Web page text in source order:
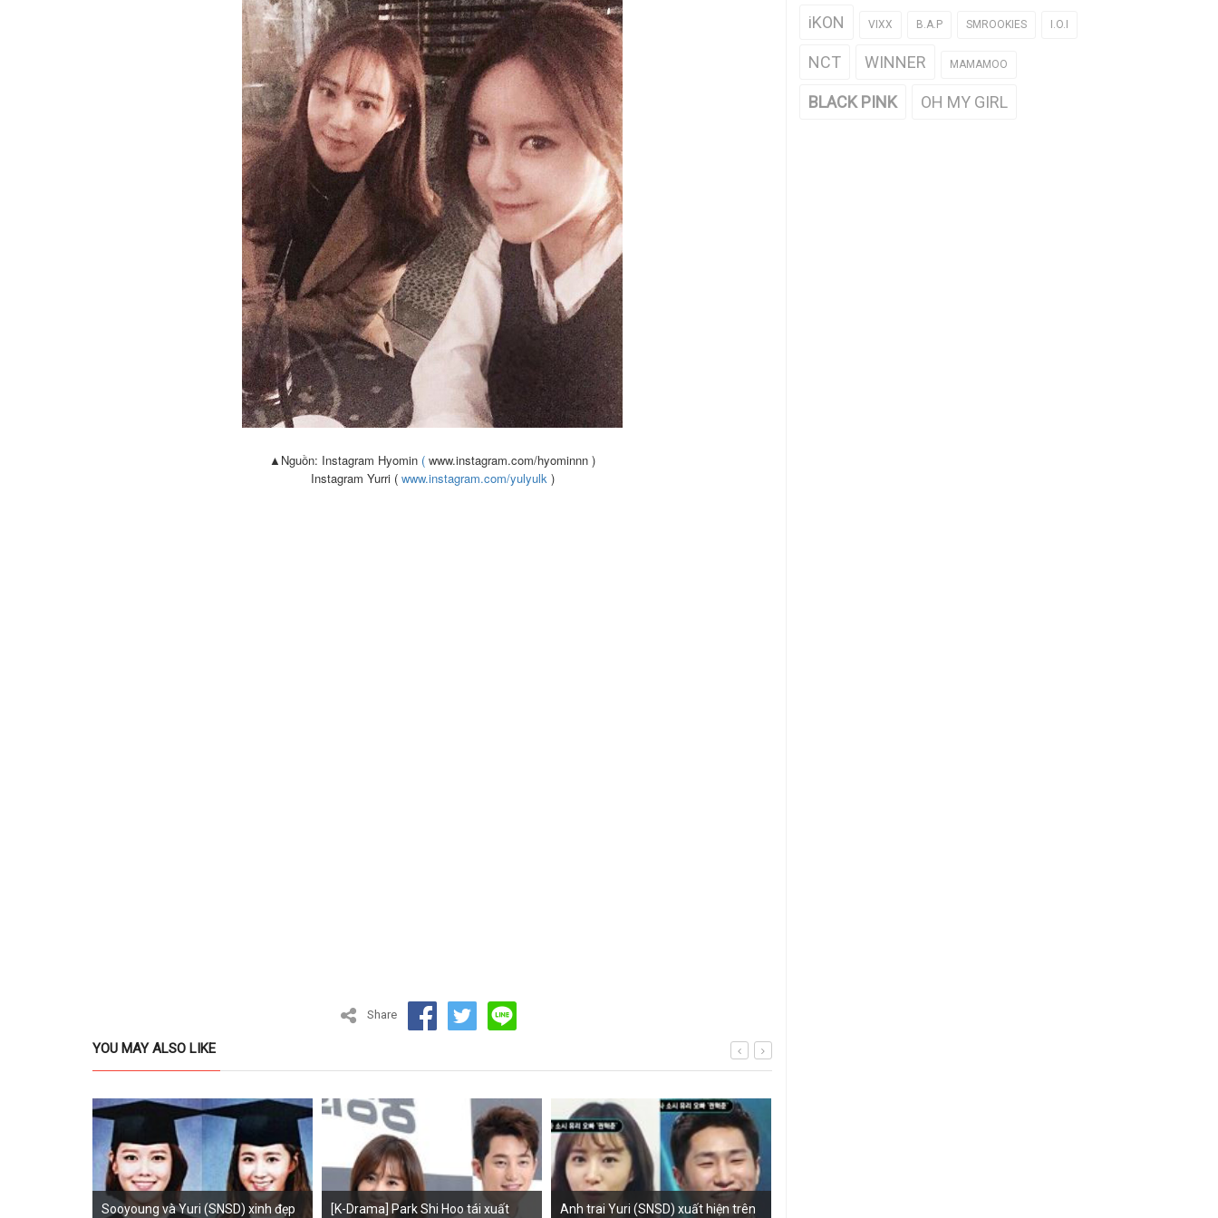
▲Nguồn: Instagram Hyomin ( www.instagram.com/hyominnn )
Instagram Yurri ( www.instagram.com/yulyulk)
Share
YOU MAY ALSO LIKE
Sooyoung và Yuri (SNSD) xinh đẹp [K-Drama] Park Shi Hoo tái xuất Anh trai Yuri (SNSD) xuất hiện trên
iKON VIXX B.A.P SMROOKIES I.O.I
NCT WINNER MAMAMOO
BLACK PINK OH MY GIRL